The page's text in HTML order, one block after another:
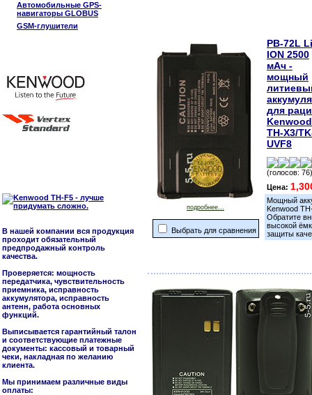
Автомобильные GPS-
навигаторы GLOBUS
GSM-глушители
В нашей компании вся продукция
проходит обязательный
предпродажный контроль
качества.
Проверяется: мощность
передатчика, чувствительность
приемника, исправность
аккумулятора, исправность
антенн, работа основных
функций.
Выписывается гарантийный талон
и соответствующие платежные
документы: кассовый и товарный
чеки, накладная по желанию
клиента.
Мы принимаем различные виды
оплаты:
подробнее...
Выбрать для сравнения
PB-72L
ION 2500
мАч -
мощный
для
Kenwood
TH-X3/
UVF8
(голосов: 76)
Цена:
Мощный
Kenwood
Обратите
высокой
защиты